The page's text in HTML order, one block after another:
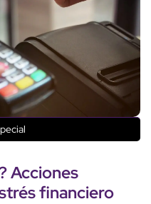
Acciones
financiero